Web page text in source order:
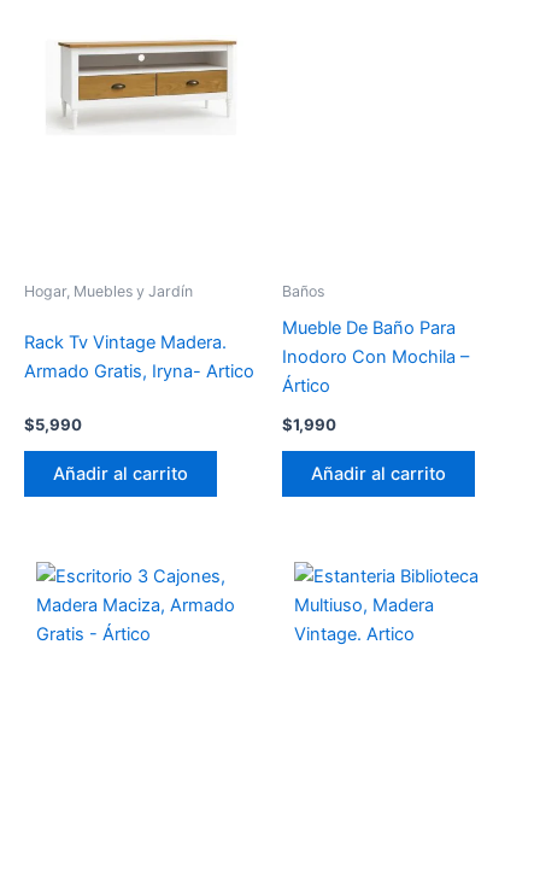
Hogar, Muebles y Jardín
Rack Tv Vintage Madera.
Armado Gratis, Iryna- Artico
$5,990
Añadir al carrito
Baños
Mueble De Baño Para
Inodoro Con Mochila –
Ártico
$1,990
Añadir al carrito